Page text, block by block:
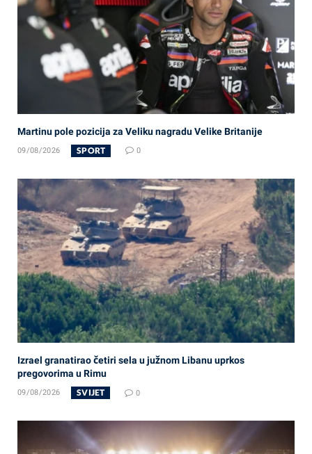
Martinu pole pozicija za Veliku nagradu Velike Britanije
09/08/2026 SPORT 0
Izrael granatirao četiri sela u južnom Libanu uprkos
pregovorima u Rimu
09/08/2026 SVIJET 0